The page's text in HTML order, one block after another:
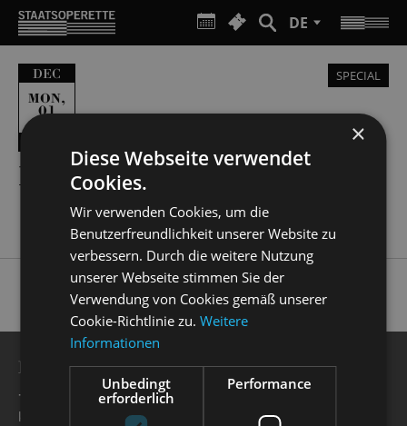
DE
DEC
MON,
01
SPECIAL
KULTURFRÜHSTÜCK
BESUCHERSERVICE
+49 351 32042 222
karten@staatsoperette.de
×
Diese Webseite verwendet
Cookies.
Wir verwenden Cookies, um die
Benutzerfreundlichkeit unserer Website zu
verbessern. Durch die weitere Nutzung
unserer Webseite stimmen Sie der
Verwendung von Cookies gemäß unserer
Cookie-Richtlinie zu.Weitere
Informationen
Unbedingt
erforderlich
Performance